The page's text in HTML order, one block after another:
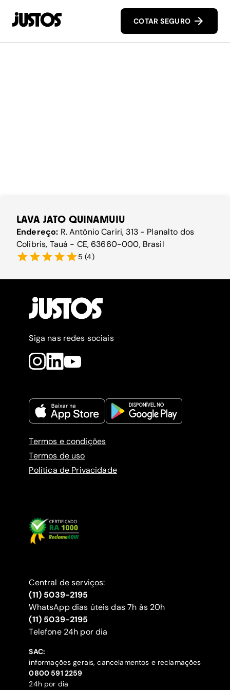
COTAR SEGURO
LAVA JATO QUINAMUIU
Endereço: R. Antônio Cariri, 313 - Planalto dos
Colibris, Tauá - CE, 63660-000, Brasil
5 (4)
Siga nas redes sociais
Termos e condições
Termos de uso
Política de Privacidade
Central de serviços:
(11) 5039-2195
WhatsApp dias úteis das 7h às 20h
(11) 5039-2195
‍Telefone 24h por dia
SAC:
informações gerais, cancelamentos e reclamações
‍0800 591 2259
24h por dia